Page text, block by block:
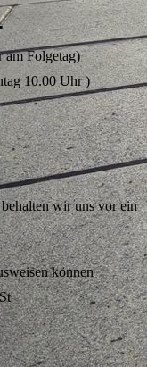
am Folgetag)
10.00 Uhr )
wir uns vor ein
können